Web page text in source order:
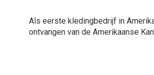
Als eerste kledingbedrijf in
ontvangen van de Amerikaanse